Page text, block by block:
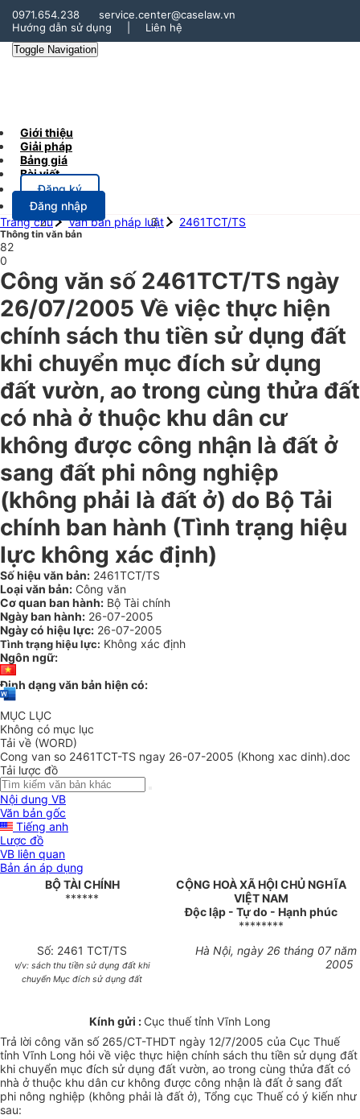
0971.654.238
service.center@caselaw.vn
Hướng dẫn sử dụng
Liên hệ
Toggle Navigation
Giới thiệu
Giải pháp
Bảng giá
Bài viết
Đăng ký
Đăng nhập
Trang chủ
Văn bản pháp luật 2461TCT/TS
Thông tin văn bản
82
0
Công văn số 2461TCT/TS ngày
26/07/2005 Về việc thực hiện
chính sách thu tiền sử dụng đất
khi chuyển mục đích sử dụng
đất vườn, ao trong cùng thửa đất
có nhà ở thuộc khu dân cư
không được công nhận là đất ở
sang đất phi nông nghiệp
(không phải là đất ở) do Bộ Tải
chính ban hành (Tình trạng hiệu
lực không xác định)
Số hiệu văn bản: 2461TCT/TS
Loại văn bản: Công văn
Cơ quan ban hành: Bộ Tài chính
Ngày ban hành: 26-07-2005
Ngày có hiệu lực: 26-07-2005
Tình trạng hiệu lực: Không xác định
Ngôn ngữ:
Định dạng văn bản hiện có:
MỤC LỤC
Không có mục lục
Tải về (WORD)
Cong van so 2461TCT-TS ngay 26-07-2005 (Khong xac dinh).doc
Tải lược đồ
Nội dung VB
Văn bản gốc
Tiếng anh
Lược đồ
VB liên quan
Bản án áp dụng
BỘ TÀI CHÍNH
******
CỘNG HOÀ XÃ HỘI CHỦ NGHĨA
VIỆT NAM
Độc lập - Tự do - Hạnh phúc
********
Số: 2461 TCT/TS
v/v: sách thu tiền sử dụng đất khi
chuyển Mục đích sử dụng đất
Hà Nội, ngày 26 tháng 07 năm
2005
Kính gửi : Cục thuế tỉnh Vĩnh Long
Trả lời công văn số 265/CT-THDT ngày 12/7/2005 của Cục Thuế
tỉnh Vĩnh Long hỏi về việc thực hiện chính sách thu tiền sử dụng đất
khi chuyển mục đích sử dụng đất vườn, ao trong cùng thửa đất có
nhà ở thuộc khu dân cư không được công nhận là đất ở sang đất
phi nông nghiệp (không phải là đất ở), Tổng cục Thuế có ý kiến như
sau: